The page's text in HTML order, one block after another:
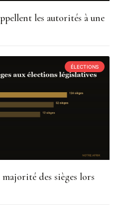
les autorités à une
ÉLECTIONS
des sièges lors